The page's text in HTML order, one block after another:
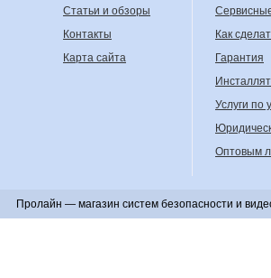
Статьи и обзоры
Контакты
Карта сайта
Как
Гарантия
Услуги по
Оптовым
Пролайн — магазин систем безопасности и